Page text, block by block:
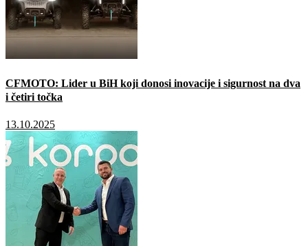
CFMOTO: Lider u BiH koji donosi inovacije i sigurnost na dva
i četiri točka
13.10.2025